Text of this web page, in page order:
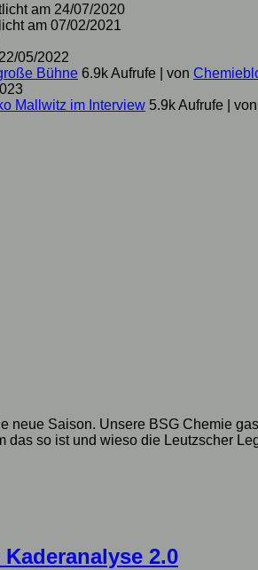
am 24/07/2020
am 07/02/2021
05/2022
Bühne 6.9k Aufrufe von
Mallwitz im Interview 5.9k Aufrufe von
neue Saison. Unsere BSG Chemie
so ist und wieso die Leutzscher
2.0